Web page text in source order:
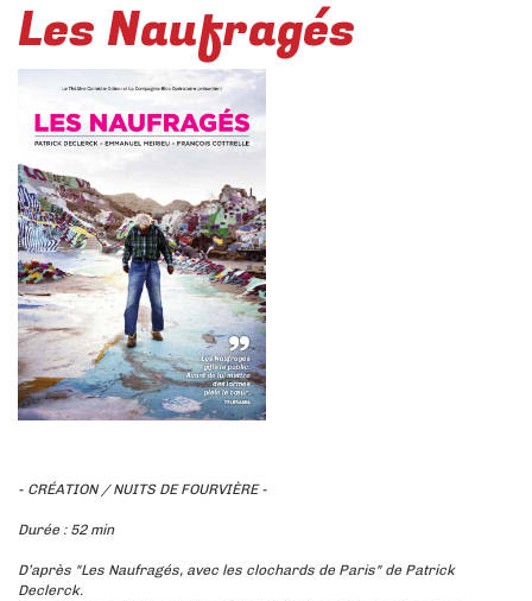
Les Naufragés
- CRÉATION / NUITS DE FOURVIÈRE -
Durée : 52 min
D’après "Les Naufragés, avec les clochards de Paris" de Patrick
Declerck.